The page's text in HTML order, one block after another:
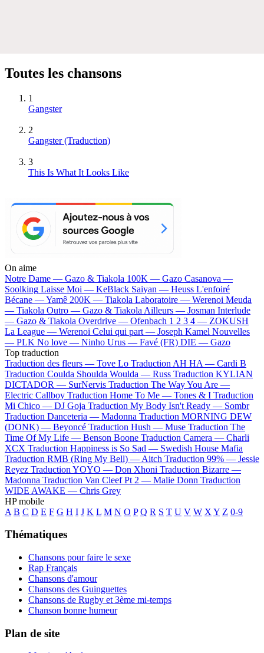
Toutes les chansons
1
Gangster
2
Gangster (Traduction)
3
This Is What It Looks Like
On aime
Notre Dame — Gazo & Tiakola 100K — Gazo Casanova —
Soolking Laisse Moi — KeBlack Saiyan — Heuss L'enfoiré
Bécane —Yamê 200K — Tiakola Laboratoire — Werenoi Meuda
— Tiakola Outro — Gazo & Tiakola Ailleurs — Josman Interlude
— Gazo & Tiakola Overdrive — Ofenbach 1 2 3 4 — ZOKUSH
La League — Werenoi Celui qui part — Joseph Kamel Nouvelles
— PLK No love — Ninho Urus — Favé (FR) DIE — Gazo
Top traduction
Traduction des fleurs — Tove Lo Traduction AH HA — Cardi B
Traduction Coulda Shoulda Woulda — Russ Traduction KYLIAN
DICTADOR — SurNervis Traduction The Way You Are —
Electric Callboy Traduction Home To Me — Tones & I Traduction
Mi Chico — DJ Goja Traduction My Body Isn't Ready — Sombr
Traduction Danceteria — Madonna Traduction MORNING DEW
(DONK) — Beyoncé Traduction Hush — Muse Traduction The
Time Of My Life — Benson Boone Traduction Camera — Charli
XCX Traduction Happiness is So Sad — Swedish House Mafia
Traduction RMB (Ring My Bell) — Aitch Traduction 99% — Jessie
Reyez Traduction YOYO — Don Xhoni Traduction Bizarre —
Madonna Traduction Van Cleef Pt 2 — Malie Donn Traduction
WIDE AWAKE — Chris Grey
HP mobile
A B C D E F G H I J K L M N O P Q R S T U V W X Y Z 0-9
Thématiques
Chansons pour faire le sexe
Rap Français
Chansons d'amour
Chansons des Guinguettes
Chansons de Rugby et 3ème mi-temps
Chanson bonne humeur
Plan de site